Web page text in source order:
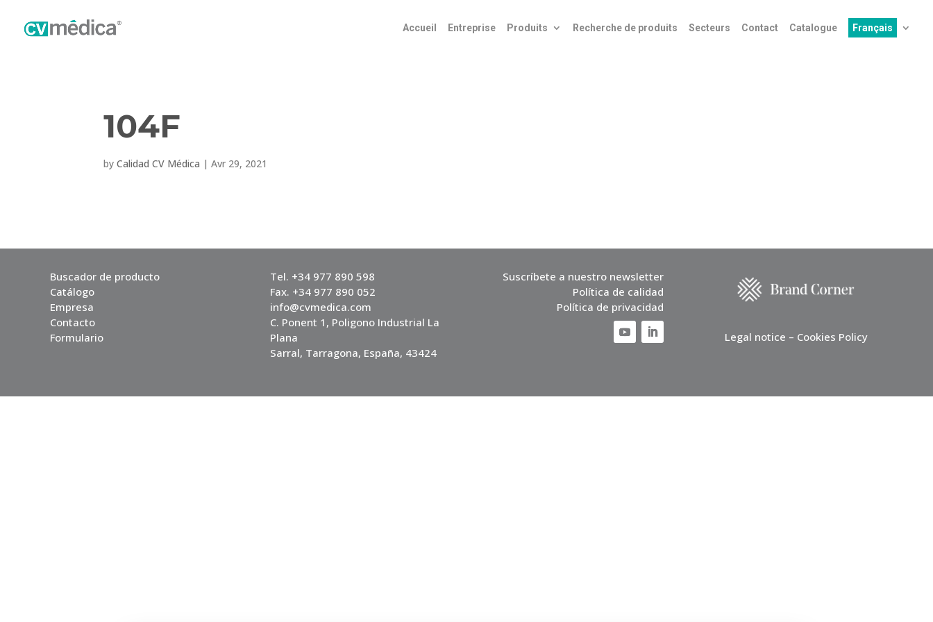
Accueil Entreprise Produits Recherche de produits Secteurs Contact Catalogue Français
104F
byCalidad CV Médica |Avr 29, 2021
Buscador de producto
Catálogo
Empresa
Contacto
Formulario
Tel. +34 977 890 598
Fax. +34 977 890 052
info@cvmedica.com
C. Ponent 1, Poligono Industrial La
Plana
Sarral, Tarragona, España, 43424
Suscríbete a nuestro newsletter
Política de calidad
Política de privacidad
Legal notice – Cookies Policy